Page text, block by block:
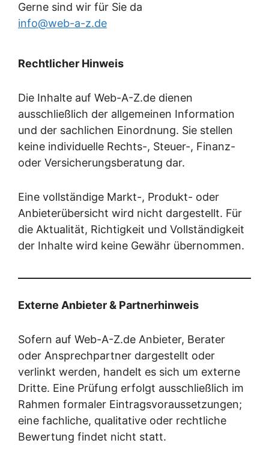
Gerne sind wir für Sie da
info@web-a-z.de
Rechtlicher Hinweis
Die Inhalte auf Web-A-Z.de dienen
ausschließlich der allgemeinen Information
und der sachlichen Einordnung. Sie stellen
keine individuelle Rechts-, Steuer-, Finanz-
oder Versicherungsberatung dar.
Eine vollständige Markt-, Produkt- oder
Anbieterübersicht wird nicht dargestellt. Für
die Aktualität, Richtigkeit und Vollständigkeit
der Inhalte wird keine Gewähr übernommen.
Externe Anbieter & Partnerhinweis
Sofern auf Web-A-Z.de Anbieter, Berater
oder Ansprechpartner dargestellt oder
verlinkt werden, handelt es sich um externe
Dritte. Eine Prüfung erfolgt ausschließlich im
Rahmen formaler Eintragsvoraussetzungen;
eine fachliche, qualitative oder rechtliche
Bewertung findet nicht statt.